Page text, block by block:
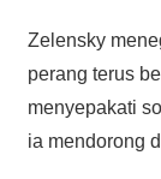
Zelensky
perang terus
menyepakati
ia mendorong